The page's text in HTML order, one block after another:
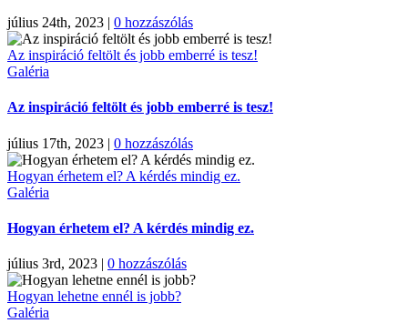
július 24th, 2023 | 0 hozzászólás
Az inspiráció feltölt és jobb emberré is tesz!
Galéria
Az inspiráció feltölt és jobb emberré is tesz!
július 17th, 2023 | 0 hozzászólás
Hogyan érhetem el? A kérdés mindig ez.
Galéria
Hogyan érhetem el? A kérdés mindig ez.
július 3rd, 2023 | 0 hozzászólás
Hogyan lehetne ennél is jobb?
Galéria